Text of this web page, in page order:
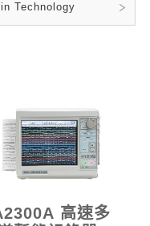
Technology
高速多